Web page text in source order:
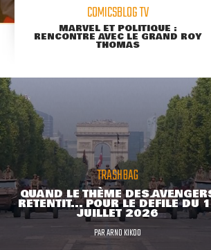
COMICSBLOG TV
MARVEL ET POLITIQUE :
RENCONTRE AVEC LE GRAND ROY
THOMAS
TRASHBAG
QUAND LE THÈME DES
RETENTIT... POUR LE DÉFILÉ DU
JUILLET 2026
PARARNO KIKOO